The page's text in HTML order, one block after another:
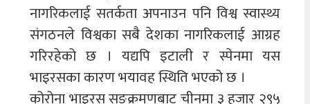
नागरिकलाई सतर्कता अपनाउन पनि विश्व स्वास्थ्य
संगठनले विश्वका सबै देशका नागरिकलाई आग्रह
गरिरहेको छ । यद्यपि इटाली र स्पेनमा यस
भाइरसका कारण भयावह स्थिति भएको छ ।
कोरोना भाइरस सङ्क्रमणबाट चीनमा ३ हजार २९५